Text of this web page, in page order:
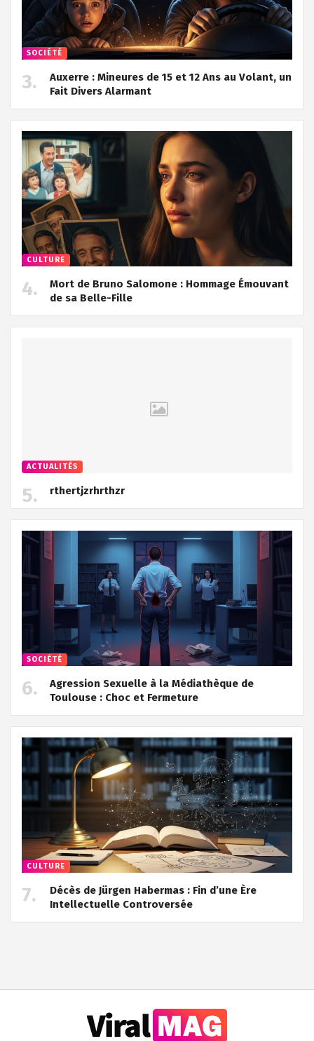
SOCIÉTÉ
Auxerre : Mineures de 15 et 12 Ans au Volant, un
Fait Divers Alarmant
CULTURE
Mort de Bruno Salomone : Hommage Émouvant
de sa Belle-Fille
ACTUALITÉS
rthertjzrhrthzr
SOCIÉTÉ
Agression Sexuelle à la Médiathèque de
Toulouse : Choc et Fermeture
CULTURE
Décès de Jürgen Habermas : Fin d’une Ère
Intellectuelle Controversée